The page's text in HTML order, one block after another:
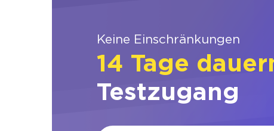
Keine Einschränkungen
14 Tage
Testzugang